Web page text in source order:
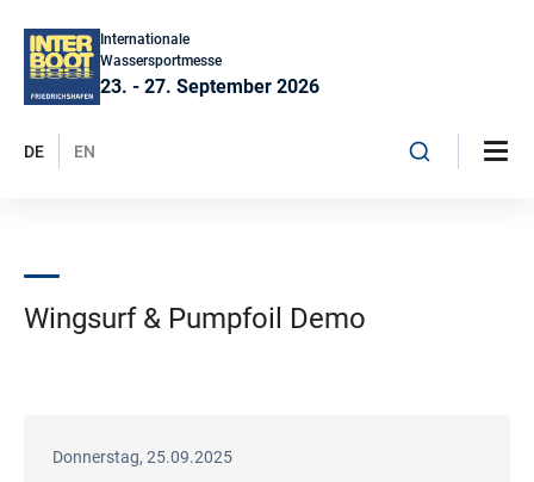
Internationale
Wassersportmesse
23. - 27. September 2026
DE EN
Wingsurf & Pumpfoil Demo
Donnerstag, 25.09.2025